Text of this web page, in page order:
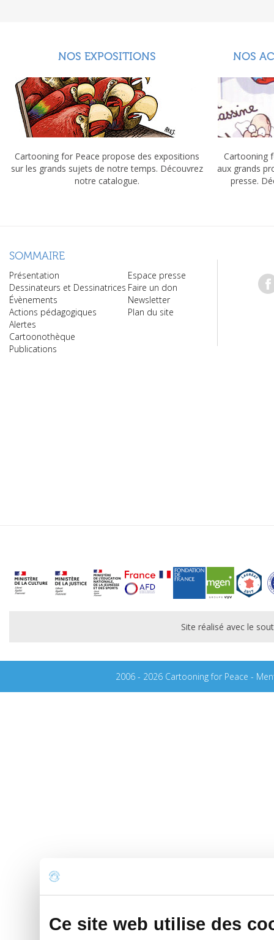
Ce site web utilise des
NOS EXPOSITIONS
Cartooning for Peace propose des expositions
sur les grands sujets de notre temps. Découvrez
notre catalogue.
NOS
Cartooning
aux grands
presse.
SOMMAIRE
Présentation
Dessinateurs et Dessinatrices
Évènements
Actions pédagogiques
Alertes
Cartoonothèque
Publications
Espace presse
Faire un don
Newsletter
Plan du site
Site réalisé avec le
2006 - 2026 Cartooning for Peace -